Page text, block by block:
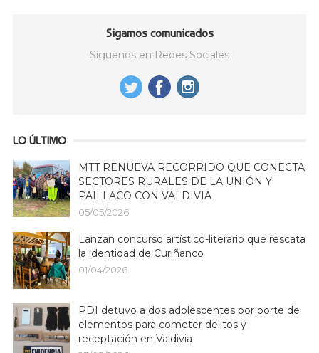
Sigamos comunicados
Síguenos en Redes Sociales
LO ÚLTIMO
MTT RENUEVA RECORRIDO QUE CONECTA
SECTORES RURALES DE LA UNIÓN Y
PAILLACO CON VALDIVIA
05/05/2026
Lanzan concurso artístico-literario que rescata
la identidad de Curiñanco
01/04/2026
PDI detuvo a dos adolescentes por porte de
elementos para cometer delitos y
receptación en Valdivia